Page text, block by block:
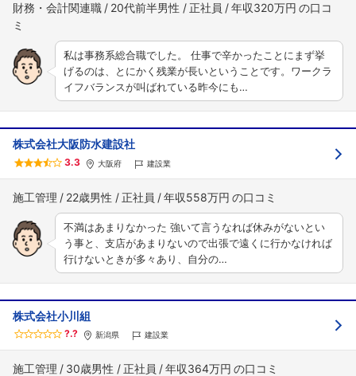
財務・会計関連職 20代前半男性 正社員 年収320万円
私は事務系総合職でした。 仕事で辛かったことにまず挙
げるのは、とにかく残業が長いということです。ワークラ
イフバランスが叫ばれている昨今にも…
株式会社大阪防水建設社
3.3 大阪府 建設業
施工管理 22歳男性 正社員 年収558万円
不満はあまりなかった 強いて言うなれば休みがないとい
う事と、支店があまりないので出張で遠くに行かなければ
行けないときが多々あり、自分の…
株式会社小川組
?.? 新潟県 建設業
施工管理 30歳男性 正社員 年収364万円